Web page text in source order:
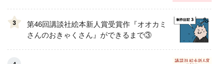
3
第46回講談社絵本新人賞受賞作『オオカミ
さんのおきゃくさん』ができるまで③